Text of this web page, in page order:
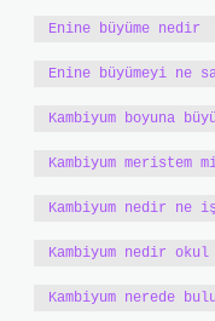
Enine büyüme nedir
Enine büyümeyi ne
Kambiyum boyuna
Kambiyum meristem
Kambiyum nedir ne
Kambiyum nedir
Kambiyum nerede